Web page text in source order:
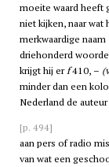
moeite waard heeft
niet kijken, naar wat
merkwaardige naam
driehonderd
krijgt hij erf410, –
minder dan een
Nederland de
[p. 494]
aan pers of radio
van wat een